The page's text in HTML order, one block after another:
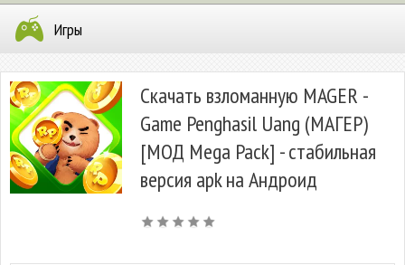
Игры
Скачать взломанную MAGER -
Game Penghasil Uang (МАГЕР)
[МОД Mega Pack] - стабильная
версия apk на Андроид